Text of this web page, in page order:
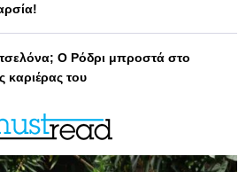
Ο Ρόδρι μπροστά στο
καριέρας του